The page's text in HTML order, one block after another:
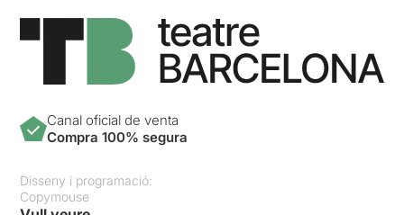
Canal oficial de venta
Compra 100% segura
Disseny i programació:
Copymouse